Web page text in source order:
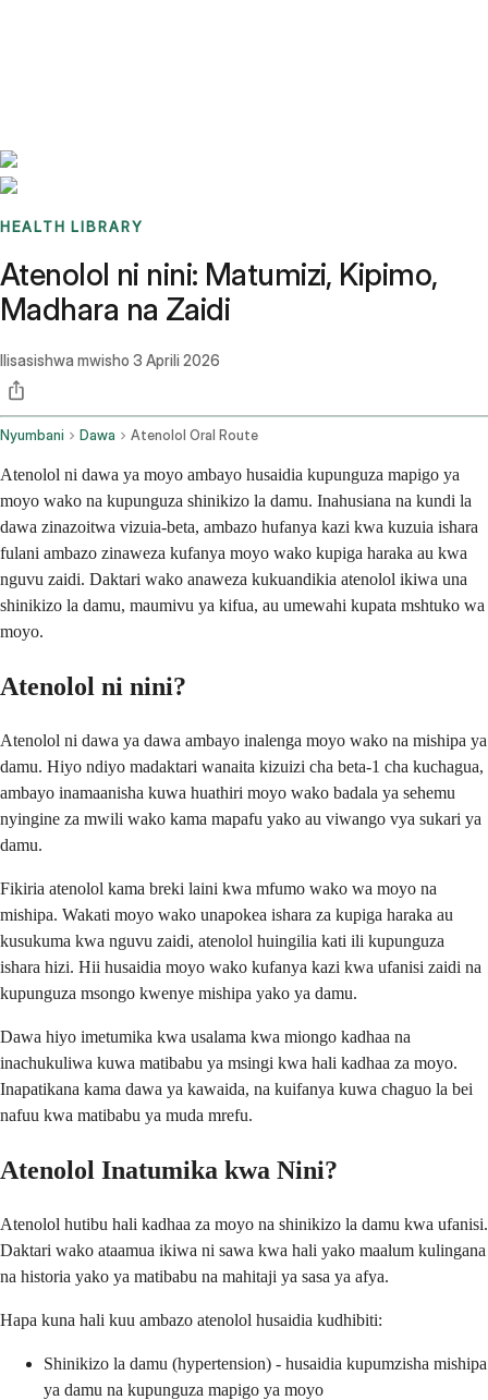
HEALTH LIBRARY
Atenolol ni nini: Matumizi, Kipimo,
Madhara na Zaidi
Ilisasishwa mwisho 3 Aprili 2026
Nyumbani Dawa Atenolol Oral Route
Atenolol ni dawa ya moyo ambayo husaidia kupunguza mapigo ya
moyo wako na kupunguza shinikizo la damu. Inahusiana na kundi la
dawa zinazoitwa vizuia-beta, ambazo hufanya kazi kwa kuzuia ishara
fulani ambazo zinaweza kufanya moyo wako kupiga haraka au kwa
nguvu zaidi. Daktari wako anaweza kukuandikia atenolol ikiwa una
shinikizo la damu, maumivu ya kifua, au umewahi kupata mshtuko wa
moyo.
Atenolol ni nini?
Atenolol ni dawa ya dawa ambayo inalenga moyo wako na mishipa ya
damu. Hiyo ndiyo madaktari wanaita kizuizi cha beta-1 cha kuchagua,
ambayo inamaanisha kuwa huathiri moyo wako badala ya sehemu
nyingine za mwili wako kama mapafu yako au viwango vya sukari ya
damu.
Fikiria atenolol kama breki laini kwa mfumo wako wa moyo na
mishipa. Wakati moyo wako unapokea ishara za kupiga haraka au
kusukuma kwa nguvu zaidi, atenolol huingilia kati ili kupunguza
ishara hizi. Hii husaidia moyo wako kufanya kazi kwa ufanisi zaidi na
kupunguza msongo kwenye mishipa yako ya damu.
Dawa hiyo imetumika kwa usalama kwa miongo kadhaa na
inachukuliwa kuwa matibabu ya msingi kwa hali kadhaa za moyo.
Inapatikana kama dawa ya kawaida, na kuifanya kuwa chaguo la bei
nafuu kwa matibabu ya muda mrefu.
Atenolol Inatumika kwa Nini?
Atenolol hutibu hali kadhaa za moyo na shinikizo la damu kwa ufanisi.
Daktari wako ataamua ikiwa ni sawa kwa hali yako maalum kulingana
na historia yako ya matibabu na mahitaji ya sasa ya afya.
Hapa kuna hali kuu ambazo atenolol husaidia kudhibiti:
Shinikizo la damu (hypertension) - husaidia kupumzisha mishipa
ya damu na kupunguza mapigo ya moyo